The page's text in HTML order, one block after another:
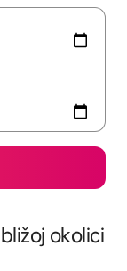
okolici